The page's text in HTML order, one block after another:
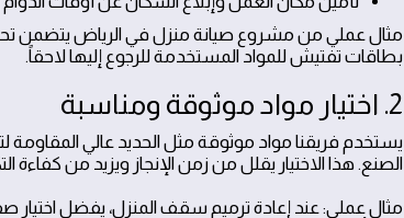
مثال عملي من مشروع صيانة منزل في الرياض يتضمن
بطاقات تفتيش للمواد المستخدمة للرجوع إليها لاحقاً.
2. اختيار مواد موثوقة ومناسبة
يستخدم فريقنا مواد موثوقة مثل الحديد عالي المقاومة
الصنع. هذا الاختيار يقلل من زمن الإنجاز ويزيد من كفاءة
مثال عملي: عند إعادة ترميم سقف المنزل، يفضل اختيار